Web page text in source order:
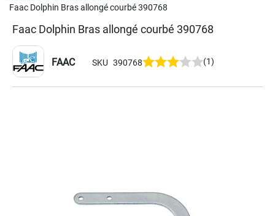
Faac Dolphin Bras allongé courbé 390768
Faac Dolphin Bras allongé courbé 390768
FAAC SKU 390768 (1)